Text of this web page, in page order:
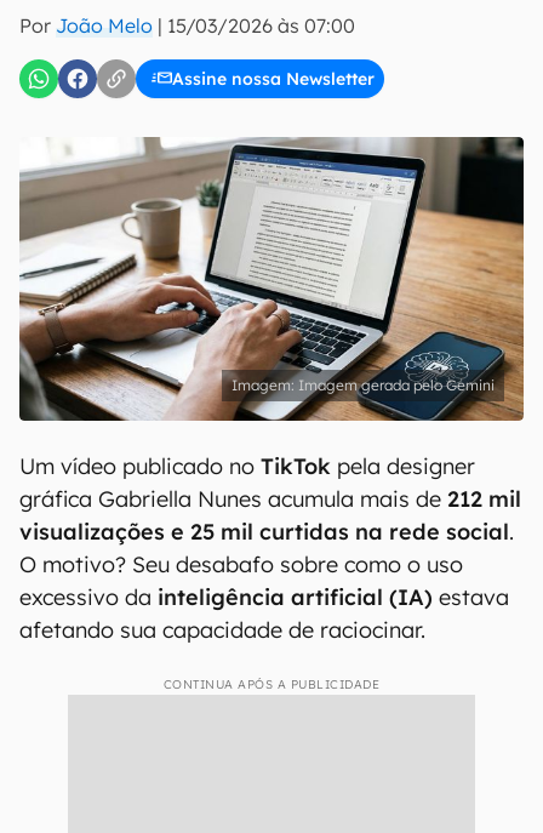
Por João Melo | 15/03/2026 às 07:00
Assine nossa Newsletter
inscreva-se
Uso e Política de Privacidade do Canaltech.
Imagem gerada pelo Gemini
Um vídeo publicado no TikTok pela designer
gráfica Gabriella Nunes acumula mais de 212 mil
visualizações e 25 mil curtidas na rede social.
O motivo? Seu desabafo sobre como o uso
excessivo da inteligência artificial (IA) estava
afetando sua capacidade de raciocinar.
CONTINUA APÓS A PUBLICIDADE